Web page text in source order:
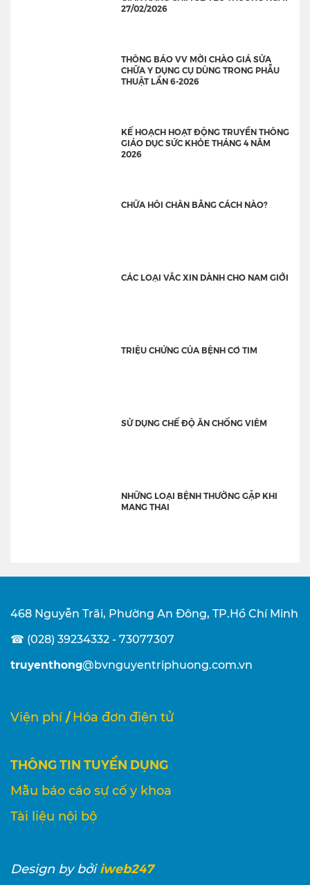
27/02/2026
THÔNG BÁO VV MỜI CHÀO GIÁ SỬA
CHỮA Y DỤNG CỤ DÙNG TRONG PHẪU
THUẬT LẦN 6-2026
KẾ HOẠCH HOẠT ĐỘNG TRUYỀN THÔNG
GIÁO DỤC SỨC KHỎE THÁNG 4 NĂM
2026
CHỮA HÔI CHÂN BẰNG CÁCH NÀO?
CÁC LOẠI VẮC XIN DÀNH CHO NAM GIỚI
TRIỆU CHỨNG CỦA BỆNH CƠ TIM
SỬ DỤNG CHẾ ĐỘ ĂN CHỐNG VIÊM
NHỮNG LOẠI BỆNH THƯỜNG GẶP KHI
MANG THAI
468 Nguyễn Trãi, Phường An Đông, TP.Hồ Chí Minh
☎ (028) 39234332 - 73077307
truyenthong@bvnguyentriphuong.com.vn
Viện phí / Hóa đơn điện tử
THÔNG TIN TUYỂN DỤNG
Mẫu báo cáo sự cố y khoa
Tài liệu nội bộ
Designby bởi iweb247